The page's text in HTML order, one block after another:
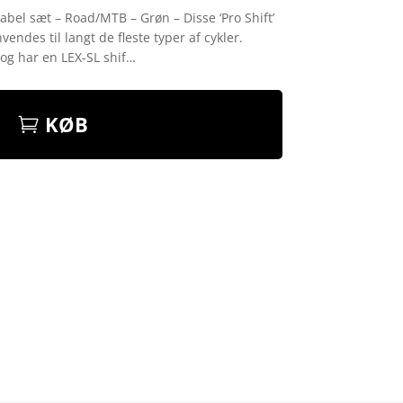
sæt – Road/MTB – Grøn – Disse ‘Pro Shift’
til langt de fleste typer af cykler.
har en LEX-SL shif…
KØB